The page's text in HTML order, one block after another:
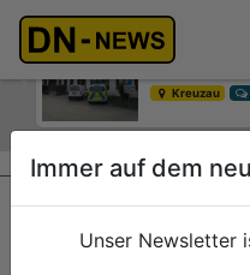
Während
Kreuzau
Previous
Immer auf dem
Unser Newsletter